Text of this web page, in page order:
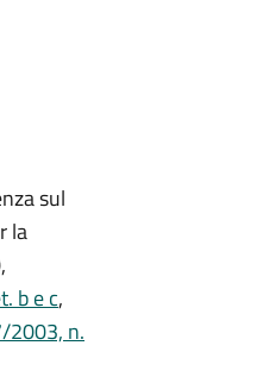
sul
la
b e c,
2003, n.